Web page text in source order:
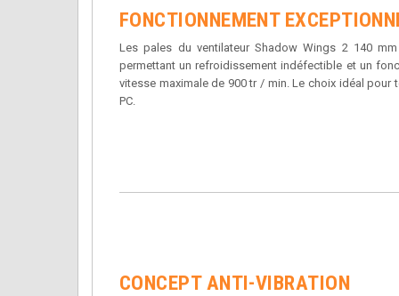
FONCTIONNEMENT
Les pales du ventilateur Shadow Wings 2 140
permettant un refroidissement indéfectible et un
vitesse maximale de 900 tr / min. Le choix idéal
PC.
CONCEPT ANTI-VIBRATION